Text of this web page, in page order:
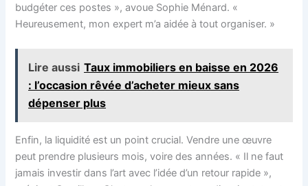
budgéter ces postes », avoue Sophie Ménard. «
Heureusement, mon expert m’a aidée à tout organiser. »
Lire aussi Taux immobiliers en baisse en 2026
: l’occasion rêvée d’acheter mieux sans
dépenser plus
Enfin, la liquidité est un point crucial. Vendre une œuvre
peut prendre plusieurs mois, voire des années. « Il ne faut
jamais investir dans l’art avec l’idée d’un retour rapide »,